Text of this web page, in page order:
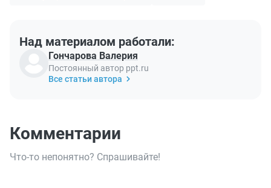
Над материалом работали:
Гончарова Валерия
Постоянный автор ppt.ru
Все статьи автора
Комментарии
Что-то непонятно? Спрашивайте!